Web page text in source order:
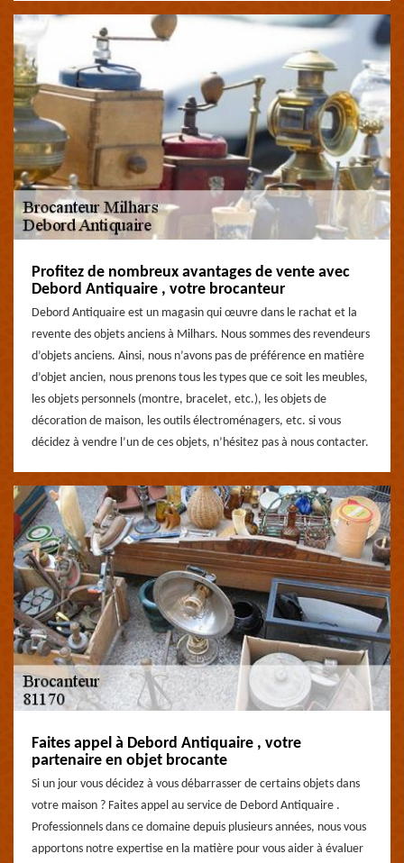
Profitez de nombreux avantages de vente avec
Debord Antiquaire , votre brocanteur
Debord Antiquaire est un magasin qui œuvre dans le rachat et la
revente des objets anciens à Milhars. Nous sommes des revendeurs
d’objets anciens. Ainsi, nous n’avons pas de préférence en matière
d’objet ancien, nous prenons tous les types que ce soit les meubles,
les objets personnels (montre, bracelet, etc.), les objets de
décoration de maison, les outils électroménagers, etc. si vous
décidez à vendre l’un de ces objets, n’hésitez pas à nous contacter.
Faites appel à Debord Antiquaire , votre
partenaire en objet brocante
Si un jour vous décidez à vous débarrasser de certains objets dans
votre maison ? Faites appel au service de Debord Antiquaire .
Professionnels dans ce domaine depuis plusieurs années, nous vous
apportons notre expertise en la matière pour vous aider à évaluer